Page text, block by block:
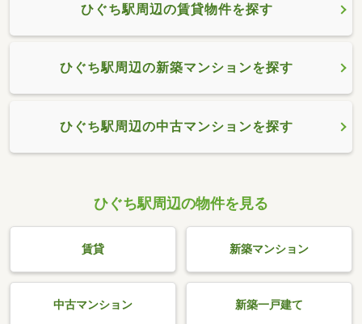
ひぐち駅周辺の賃貸物件を探す
ひぐち駅周辺の新築マンションを探す
ひぐち駅周辺の中古マンションを探す
ひぐち駅周辺の物件を見る
賃貸 新築マンション
中古マンション 新築一戸建て